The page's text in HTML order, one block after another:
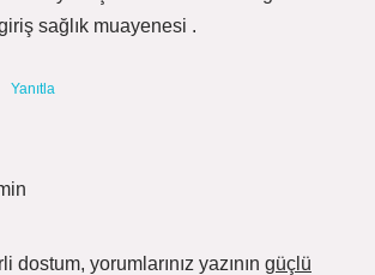
sağlık muayenesi .
Yanıtla
dostum, yorumlarınız yazının güçlü